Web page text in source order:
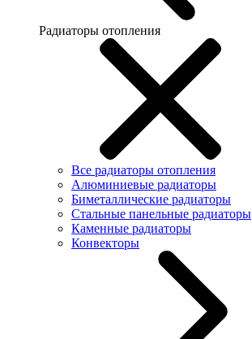
Радиаторы отопления
Все радиаторы отопления
Алюминиевые радиаторы
Биметаллические радиаторы
Стальные панельные радиаторы
Каменные радиаторы
Конвекторы